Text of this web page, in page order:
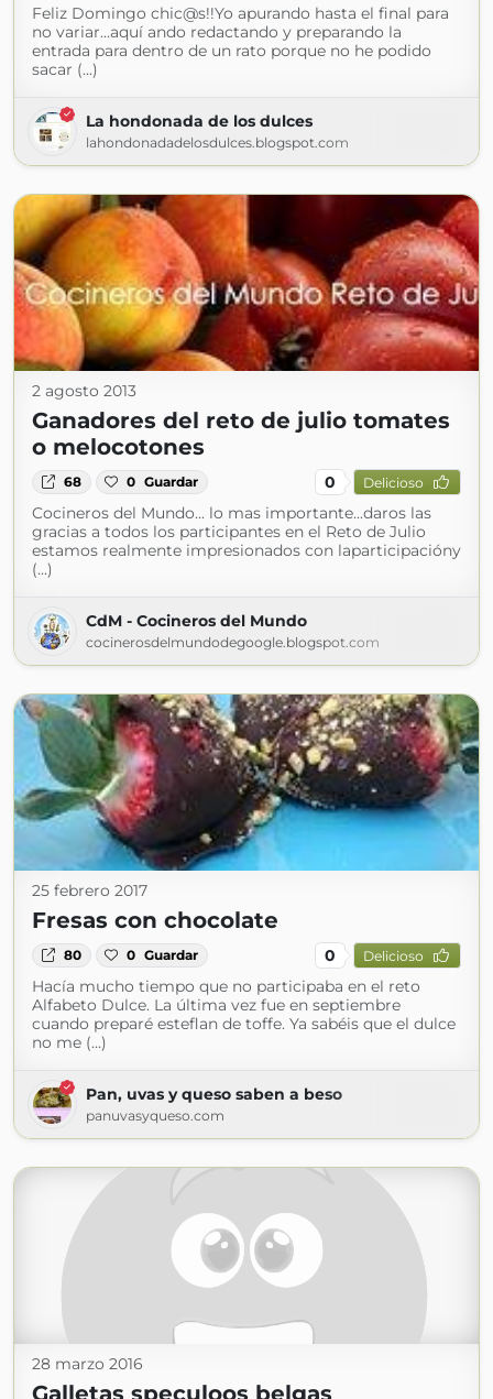
Feliz Domingo chic@s!!Yo apurando hasta el final para
no variar...aquí ando redactando y preparando la
entrada para dentro de un rato porque no he podido
sacar (...)
La hondonada de los dulces
lahondonadadelosdulces.blogspot.com
2 agosto 2013
Ganadores del reto de julio tomates
o melocotones
68 0 Guardar 0 Delicioso
Cocineros del Mundo... lo mas importante...daros las
gracias a todos los participantes en el Reto de Julio
estamos realmente impresionados con laparticipacióny
(...)
CdM - Cocineros del Mundo
cocinerosdelmundodegoogle.blogspot.com
25 febrero 2017
Fresas con chocolate
80 0 Guardar 0 Delicioso
Hacía mucho tiempo que no participaba en el reto
Alfabeto Dulce. La última vez fue en septiembre
cuando preparé esteflan de toffe. Ya sabéis que el dulce
no me (...)
Pan, uvas y queso saben a beso
panuvasyqueso.com
28 marzo 2016
Galletas speculoos belgas